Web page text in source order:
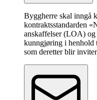
Byggherre skal inngå
kontraktsstandarden
anskaffelser (LOA) og
kunngjøring i henhold
som deretter blir